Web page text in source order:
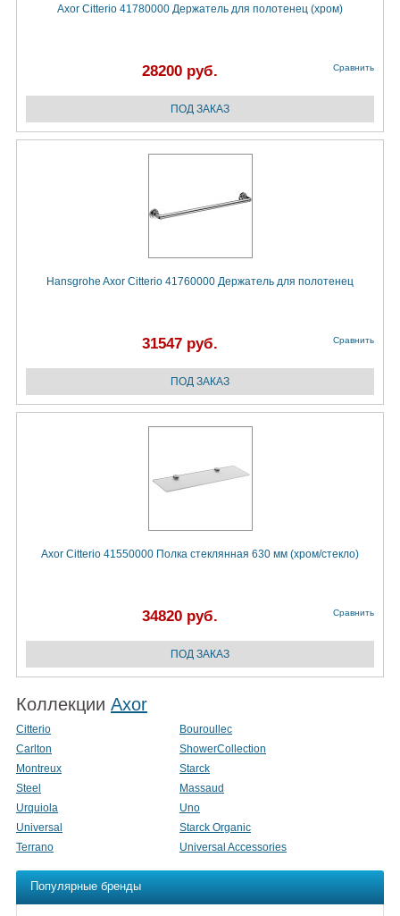
Axor Citterio 41780000 Держатель для полотенец (хром)
28200 руб. Сравнить
Hansgrohe Axor Citterio 41760000 Держатель для полотенец
31547 руб. Сравнить
Axor Citterio 41550000 Полка стеклянная 630 мм (хром/стекло)
34820 руб. Сравнить
Коллекции Axor
Citterio
Bouroullec
Carlton
ShowerCollection
Montreux
Starck
Steel
Massaud
Urquiola
Uno
Universal
Starck Organic
Terrano
Universal Accessories
Популярные бренды